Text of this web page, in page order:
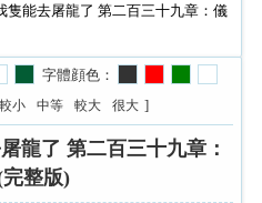
隻能去屠龍了 第二百三十九章：儀
字體顔色：
較小 中等 較大 很大 ]
龍了 第二百三十九章：
整版)